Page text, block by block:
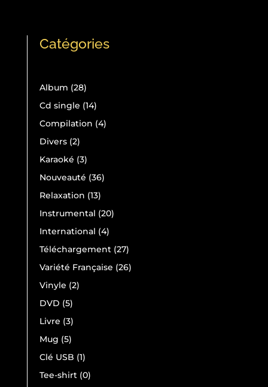
Catégories
Album 2828
produits
Cd single 1414
produits
Compilation 44
Divers 22
produits
Karaoké 33
produits
Nouveauté 3636
Relaxation 1313
produits
Instrumental 2020
International 44
produits
Téléchargement 2727
produits
Variété Française 2626
Vinyle 22
DVD 55
produits
Livre 33
produits
Mug 55
produits
Clé USB 11
produit
Tee-shirt 00